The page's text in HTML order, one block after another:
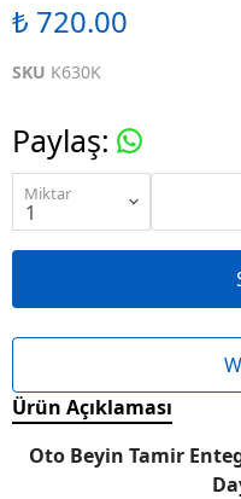
₺ 720.00
SKU K630K
Paylaş:
Miktar
Ürün Açıklaması
Oto Beyin Tamir